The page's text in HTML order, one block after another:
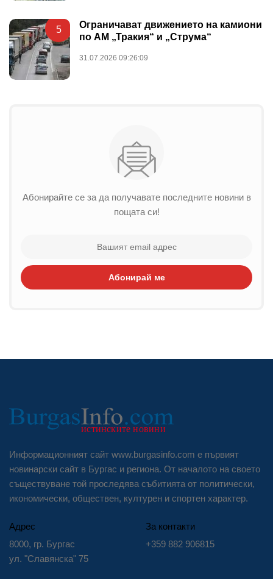
5
Ограничават движението на камиони
по АМ „Тракия“ и „Струма“
31.07.2026 09:26:09
Абонирайте се за да получавате последните новини в
пощата си!
Абонирай ме
Информационният сайт www.burgasinfo.com е първият
новинарски сайт в Бургас и региона. От началото на своето
съществуване той проследява събитията от политически,
икономически, обществен, културен и спортен характер.
Адрес
8000, гр. Бургас
ул. "Славянска" 75
За контакти
+359 882 906815